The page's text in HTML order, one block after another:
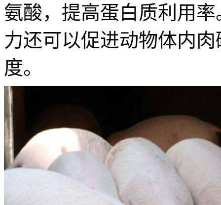
氨酸，提高蛋白质利用
力还可以促进动物体内
度。